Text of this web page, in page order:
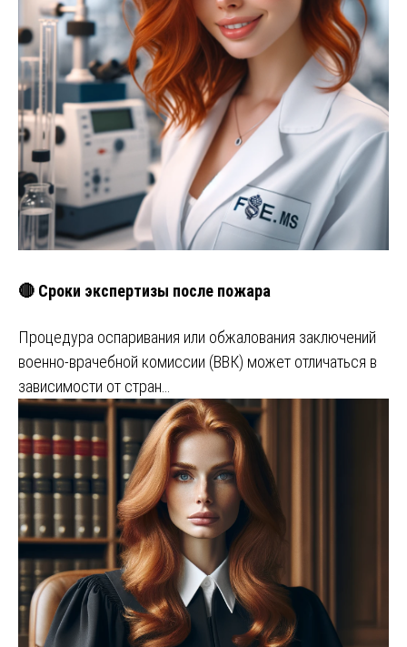
🔴 Сроки экспертизы после пожара
Процедура оспаривания или обжалования заключений
военно-врачебной комиссии (ВВК) может отличаться в
зависимости от стран…